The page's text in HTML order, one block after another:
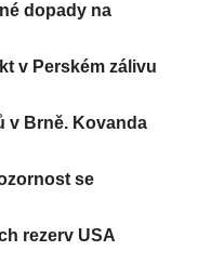
dopady na
v Perském zálivu
v Brně. Kovanda
se
rezerv USA